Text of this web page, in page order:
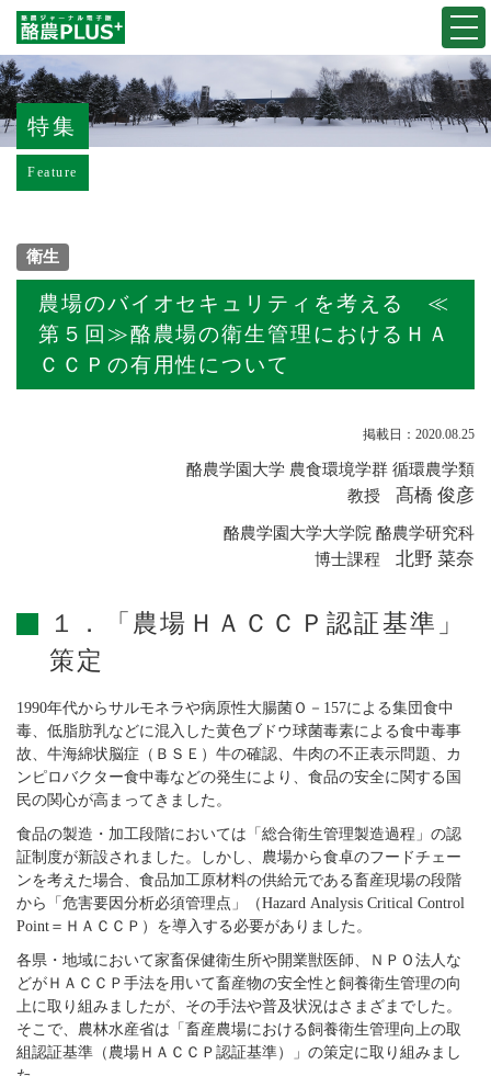
特集
Feature
衛生
農場のバイオセキュリティを考える ≪
第５回≫酪農場の衛生管理におけるＨＡ
ＣＣＰの有用性について
掲載日：2020.08.25
酪農学園大学 農食環境学群 循環農学類
教授
髙橋 俊彦
酪農学園大学大学院 酪農学研究科
博士課程
北野 菜奈
１．「農場ＨＡＣＣＰ認証基準」
策定
1990年代からサルモネラや病原性大腸菌Ｏ－157による集団食中
毒、低脂肪乳などに混入した黄色ブドウ球菌毒素による食中毒事
故、牛海綿状脳症（ＢＳＥ）牛の確認、牛肉の不正表示問題、カ
ンピロバクター食中毒などの発生により、食品の安全に関する国
民の関心が高まってきました。
食品の製造・加工段階においては「総合衛生管理製造過程」の認
証制度が新設されました。しかし、農場から食卓のフードチェー
ンを考えた場合、食品加工原材料の供給元である畜産現場の段階
から「危害要因分析必須管理点」（Hazard Analysis Critical Control
Point＝ＨＡＣＣＰ）を導入する必要がありました。
各県・地域において家畜保健衛生所や開業獣医師、ＮＰＯ法人な
どがＨＡＣＣＰ手法を用いて畜産物の安全性と飼養衛生管理の向
上に取り組みましたが、その手法や普及状況はさまざまでした。
そこで、農林水産省は「畜産農場における飼養衛生管理向上の取
組認証基準（農場ＨＡＣＣＰ認証基準）」の策定に取り組みまし